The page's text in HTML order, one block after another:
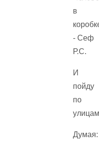
И
пойду
по
Думая: